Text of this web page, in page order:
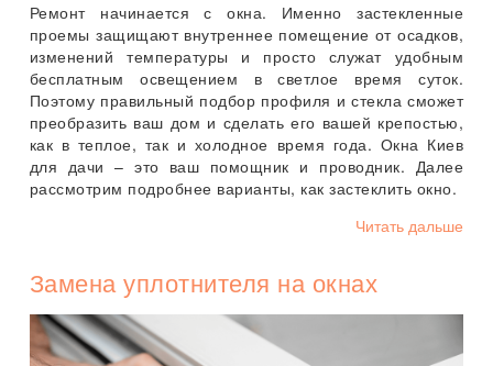
Ремонт начинается с окна. Именно застекленные
проемы защищают внутреннее помещение от осадков,
изменений температуры и просто служат удобным
бесплатным освещением в светлое время суток.
Поэтому правильный подбор профиля и стекла сможет
преобразить ваш дом и сделать его вашей крепостью,
как в теплое, так и холодное время года. Окна Киев
для дачи – это ваш помощник и проводник. Далее
рассмотрим подробнее варианты, как застеклить окно.
Читать дальше
Замена уплотнителя на окнах